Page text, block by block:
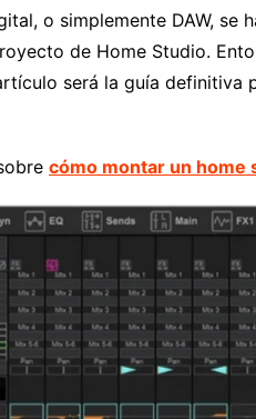
o simplemente DAW, se
de Home Studio.
será la guía definitiva
cómo montar un home